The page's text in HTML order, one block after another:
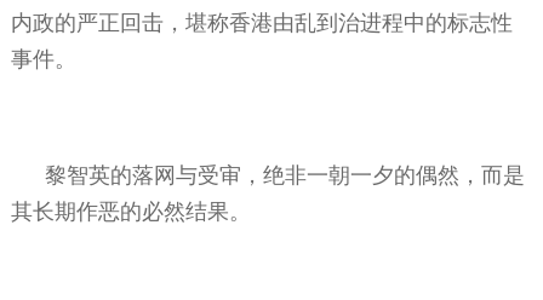
内政的严正回击，堪称香港由乱到治进程中的标志性
事件。
黎智英的落网与受审，绝非一朝一夕的偶然，而是
其长期作恶的必然结果。